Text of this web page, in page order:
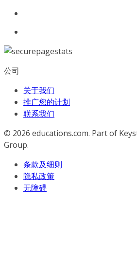
公司
关于我们
推广您的计划
联系我们
© 2026 educations.com. Part of
Group.
条款及细则
隐私政策
无障碍